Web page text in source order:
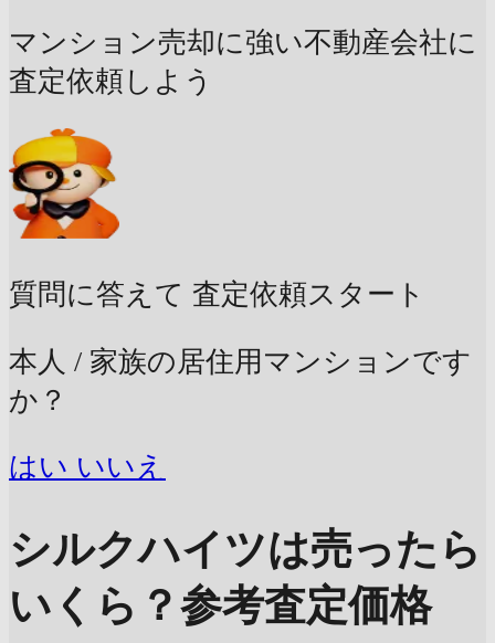
マンション売却に強い不動産会社に
査定依頼しよう
質問に答えて 査定依頼スタート
本人 / 家族の居住用マンションです
か？
はい いいえ
シルクハイツは売ったら
いくら？参考査定価格